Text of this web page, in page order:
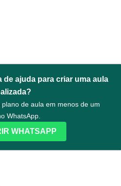
de ajuda para criar uma aula
plano de aula em menos de um
WhatsApp.
WHATSAPP